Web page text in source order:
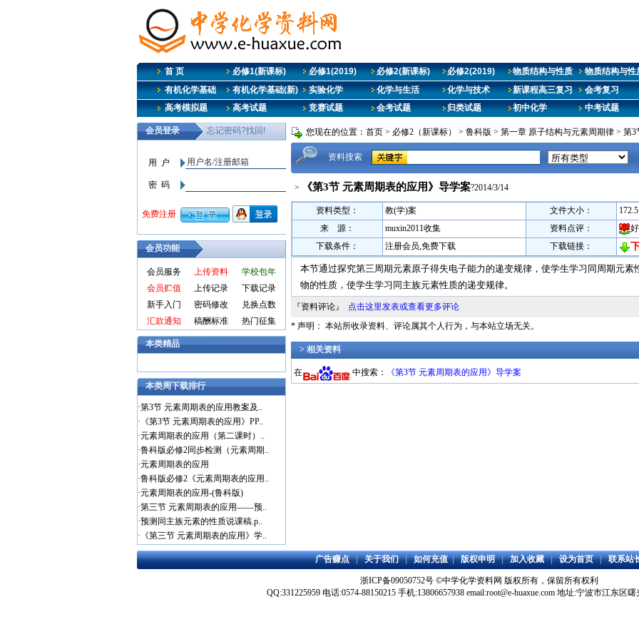
首 页 必修1(新课标) 必修1(2019) 必修2(新课标) 必修2(2019) 物质结构与性质 物质结构与性
有机化学基础
有机化学基础(新) 实验化学 化学与生活 化学与技术 新课程高三复习 会考复习
高考模拟题
高考试题 竞赛试题 会考试题 归类试题 初中化学 中考试题
会员功能
会员服务 上传资料
学校包年
会员贮值
上传记录
下载记录
新手入门
密码修改
兑换点数
汇款通知
稿酬标准 热门征集
本类精品
本类周下载排行
·第3节 元素周期表的应用教案及..
· 《第3节 元素周期表的应用》PP..
·元素周期表的应用（第二课时）..
·鲁科版必修2同步检测（元素周期..
·元素周期表的应用
·鲁科版必修2《元素周期表的应用..
·元素周期表的应用-(鲁科版)
·第三节 元素周期表的应用——预..
·预测同主族元素的性质说课稿.p..
· 《第三节 元素周期表的应用》学..
您现在的位置： 首页 > 必修2（新课标） > 鲁科版 > 第一章 原子结构与元素周期律 > 第3
资料搜索
> 《第3节 元素周期表的应用》导学案?2014/3/14
资料类型： 教(学)案 文件大小：
来 源：
muxin2011收集 资料点评：
下载条件：
注册会员,免费下载 下载链接：
本节通过探究第三周期元素原子得失电子能力的递变规律，使学生学习同周期元
物的性质，使学生学习同主族元素性质的递变规律。
『资料评论』 点击这里发表或查看更多评论
* 声明： 本站所收录资料、评论属其个人行为，与本站立场无关。
> 相关资料
在 中搜索： 《第3节 元素周期表的应用》导学案
广告赚点|关于我们|如何充值|版权申明|加入收藏|设为首页|联系站
浙ICP备09050752号 ©中学化学资料网 版权所有，保留所有权利
QQ:331225959 电话:0574-88150215 手机:13806657938 email:root@e-huaxue.com 地址:宁波市江东区